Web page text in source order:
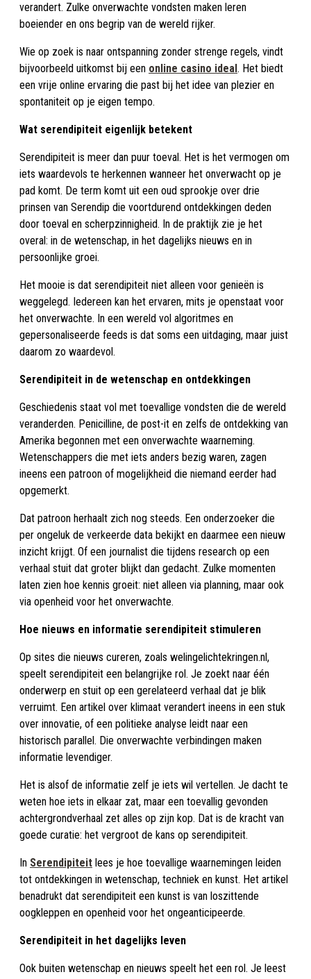
verandert. Zulke onverwachte vondsten maken leren
boeiender en ons begrip van de wereld rijker.
Wie op zoek is naar ontspanning zonder strenge regels, vindt
bijvoorbeeld uitkomst bij een online casino ideal. Het biedt
een vrije online ervaring die past bij het idee van plezier en
spontaniteit op je eigen tempo.
Wat serendipiteit eigenlijk betekent
Serendipiteit is meer dan puur toeval. Het is het vermogen om
iets waardevols te herkennen wanneer het onverwacht op je
pad komt. De term komt uit een oud sprookje over drie
prinsen van Serendip die voortdurend ontdekkingen deden
door toeval en scherpzinnigheid. In de praktijk zie je het
overal: in de wetenschap, in het dagelijks nieuws en in
persoonlijke groei.
Het mooie is dat serendipiteit niet alleen voor genieën is
weggelegd. Iedereen kan het ervaren, mits je openstaat voor
het onverwachte. In een wereld vol algoritmes en
gepersonaliseerde feeds is dat soms een uitdaging, maar juist
daarom zo waardevol.
Serendipiteit in de wetenschap en ontdekkingen
Geschiedenis staat vol met toevallige vondsten die de wereld
veranderden. Penicilline, de post-it en zelfs de ontdekking van
Amerika begonnen met een onverwachte waarneming.
Wetenschappers die met iets anders bezig waren, zagen
ineens een patroon of mogelijkheid die niemand eerder had
opgemerkt.
Dat patroon herhaalt zich nog steeds. Een onderzoeker die
per ongeluk de verkeerde data bekijkt en daarmee een nieuw
inzicht krijgt. Of een journalist die tijdens research op een
verhaal stuit dat groter blijkt dan gedacht. Zulke momenten
laten zien hoe kennis groeit: niet alleen via planning, maar ook
via openheid voor het onverwachte.
Hoe nieuws en informatie serendipiteit stimuleren
Op sites die nieuws cureren, zoals welingelichtekringen.nl,
speelt serendipiteit een belangrijke rol. Je zoekt naar één
onderwerp en stuit op een gerelateerd verhaal dat je blik
verruimt. Een artikel over klimaat verandert ineens in een stuk
over innovatie, of een politieke analyse leidt naar een
historisch parallel. Die onverwachte verbindingen maken
informatie levendiger.
Het is alsof de informatie zelf je iets wil vertellen. Je dacht te
weten hoe iets in elkaar zat, maar een toevallig gevonden
achtergrondverhaal zet alles op zijn kop. Dat is de kracht van
goede curatie: het vergroot de kans op serendipiteit.
In Serendipiteit lees je hoe toevallige waarnemingen leiden
tot ontdekkingen in wetenschap, techniek en kunst. Het artikel
benadrukt dat serendipiteit een kunst is van loszittende
oogkleppen en openheid voor het ongeanticipeerde.
Serendipiteit in het dagelijks leven
Ook buiten wetenschap en nieuws speelt het een rol. Je leest